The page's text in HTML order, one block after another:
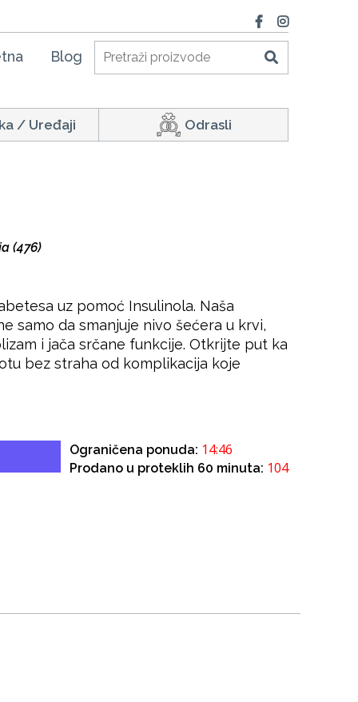
Blog
/ Uređaji Odrasli
(476)
uz pomoć Insulinola. Naša
samo da smanjuje nivo šećera u krvi,
i jača srčane funkcije. Otkrijte put ka
bez straha od komplikacija koje
Ograničena ponuda: 14:46
Prodano u proteklih 60 minuta: 104